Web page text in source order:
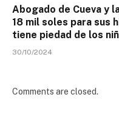
Abogado de Cueva y
18 mil soles para sus
tiene piedad de los
30/10/2024
Comments are closed.